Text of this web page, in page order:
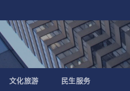
文化旅游 民生服务